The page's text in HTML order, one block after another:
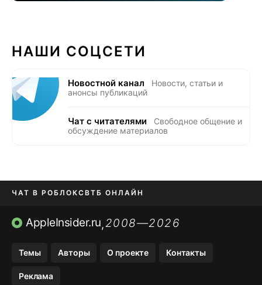
НАШИ СОЦСЕТИ
Новостной канал
Новости, статьи и
анонсы публикаций
Чат с читателями
Свободное общение и
обсуждение материалов
ЧАТ В РОБЛОКСВТБ ОНЛАЙН
ПРИЛОЖЕНИЯ APP STORE
AppleInsider.ru,2008—2026
Темы Авторы О проекте Контакты
Реклама